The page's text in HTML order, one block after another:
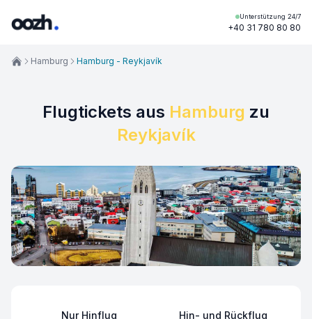
Unterstützung 24/7
+40 31 780 80 80
Flugtickets aus Hamburg zu
Reykjavík
Nur Hinflug Hin- und Rückflug
Hamburg Hamburg - Reykjavík